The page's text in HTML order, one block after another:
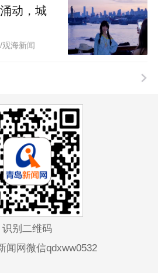
动，城
海新闻
识别二维码
闻网微信qdxww0532